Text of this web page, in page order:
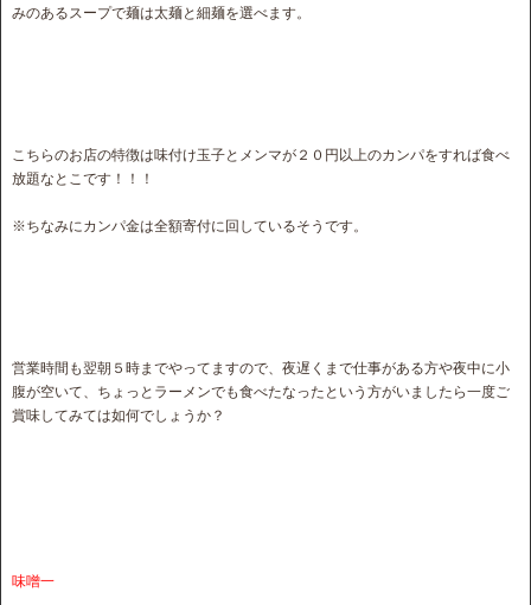
みのあるスープで麺は太麺と細麺を選べます。
こちらのお店の特徴は味付け玉子とメンマが２０円以上のカンパをすれば食べ
放題なとこです！！！
※ちなみにカンパ金は全額寄付に回しているそうです。
営業時間も翌朝５時までやってますので、夜遅くまで仕事がある方や夜中に小
腹が空いて、ちょっとラーメンでも食べたなったという方がいましたら一度ご
賞味してみては如何でしょうか？
味噌一